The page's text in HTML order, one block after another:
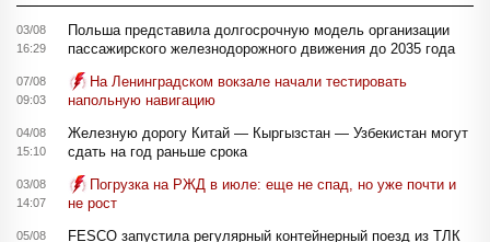
03/08
16:29
Польша представила долгосрочную модель организации
пассажирского железнодорожного движения до 2035 года
07/08
09:03
На Ленинградском вокзале начали тестировать
напольную навигацию
04/08
15:10
Железную дорогу Китай — Кыргызстан — Узбекистан могут
сдать на год раньше срока
03/08
14:07
Погрузка на РЖД в июле: еще не спад, но уже почти и
не рост
05/08
FESCO запустила регулярный контейнерный поезд из ТЛК